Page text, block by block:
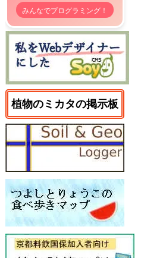
みんなでプログラミング！
植物のミカタの掲示板